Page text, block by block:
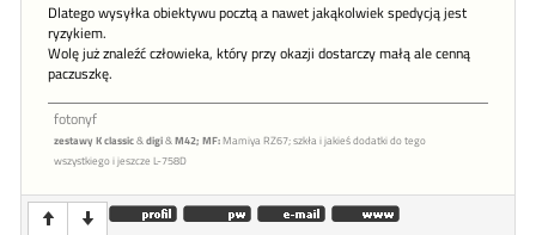
Dlatego wysyłka obiektywu pocztą a nawet jakąkolwiek spedycją jest
ryzykiem.
Wolę już znaleźć człowieka, który przy okazji dostarczy małą ale cenną
paczuszkę.
fotonyf
zestawy K classic& digi& M42; MF:Mamiya RZ67; szkła i jakieś dodatki do tego
wszystkiego i jeszcze L-758D